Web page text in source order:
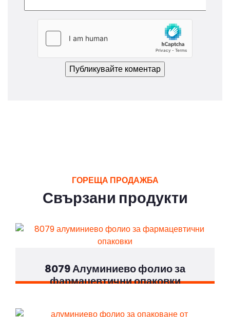
ГОРЕЩА ПРОДАЖБА
Свързани продукти
8079 Алуминиево фолио за
фармацевтични опаковки